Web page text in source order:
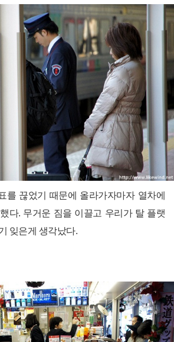
를 끊었기 때문에 올라가자마자 열차에
다. 무거운 짐을 이끌고 우리가 탈 플랫
잊은게 생각났다.